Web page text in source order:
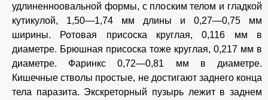
удлиненноовальной формы, с плоским телом и гладкой
кутикулой, 1,50—1,74 мм длины и 0,27—0,75 мм
ширины. Ротовая присоска круглая, 0,116 мм в
диаметре. Брюшная присоска тоже круглая, 0,217 мм в
диаметре. Фаринкс 0,72—0,81 мм в диаметре.
Кишечные стволы простые, не достигают заднего конца
тела паразита. Экскреторный пузырь лежит в заднем